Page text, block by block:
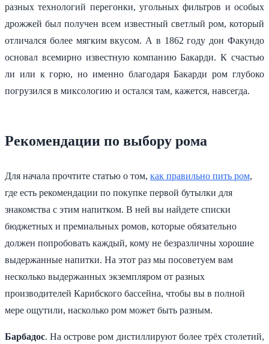
разных технологий перегонки, угольных фильтров и особых
дрожжей был получен всем известный светлый ром, который
отличался более мягким вкусом. А в 1862 году дон Факундо
основал всемирно известную компанию Бакарди. К счастью
ли или к горю, но именно благодаря Бакарди ром глубоко
погрузился в миксологию и остался там, кажется, навсегда.
Рекомендации по выбору рома
Для начала прочтите статью о том, как правильно пить ром,
где есть рекомендации по покупке первой бутылки для
знакомства с этим напитком. В ней вы найдете списки
бюджетных и премиальных ромов, которые обязательно
должен попробовать каждый, кому не безразличны хорошие
выдержанные напитки. На этот раз мы посоветуем вам
несколько выдержанных экземпляром от разных
производителей Карибского бассейна, чтобы вы в полной
мере ощутили, насколько ром может быть разным.
Барбадос. На острове ром дистиллируют более трёх столетий,